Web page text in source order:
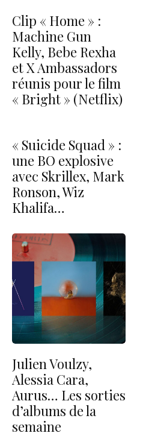
Clip « Home » :
Machine Gun
Kelly, Bebe Rexha
et X Ambassadors
réunis pour le film
« Bright » (Netflix)
« Suicide Squad » :
une BO explosive
avec Skrillex, Mark
Ronson, Wiz
Khalifa…
Julien Voulzy,
Alessia Cara,
Aurus… Les sorties
d’albums de la
semaine